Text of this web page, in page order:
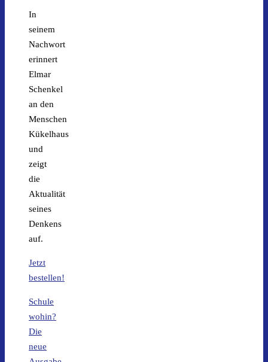
In
seinem
Nachwort
erinnert
Elmar
Schenkel
an den
Menschen
Kükelhaus
und
zeigt
die
Aktualität
seines
Denkens
auf.
Jetzt
bestellen!
Schule
wohin?
Die
neue